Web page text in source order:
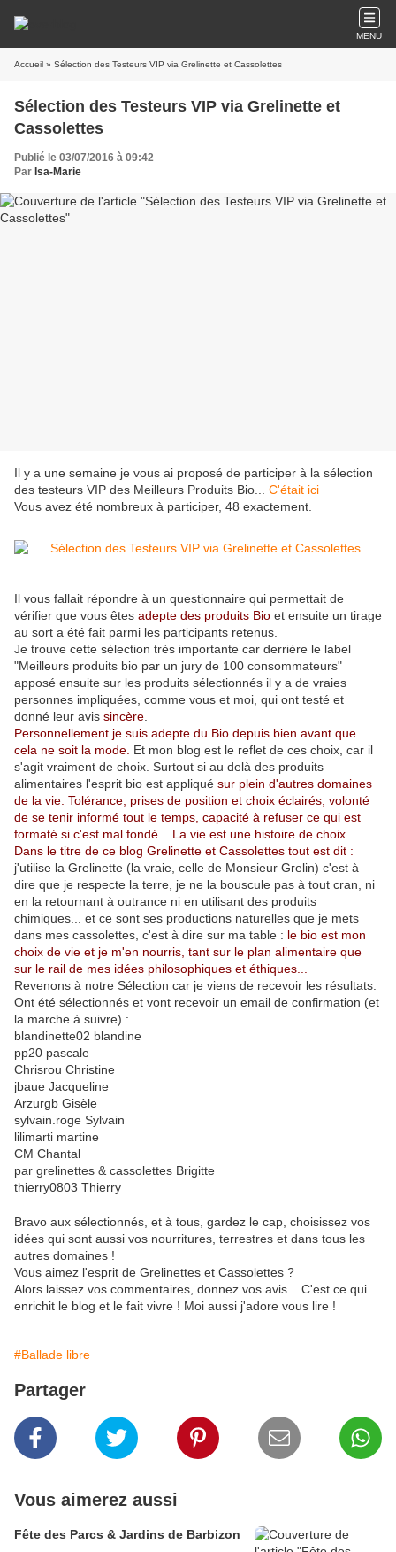
MENU
Accueil » Sélection des Testeurs VIP via Grelinette et Cassolettes
Sélection des Testeurs VIP via Grelinette et
Cassolettes
Publié le 03/07/2016 à 09:42
Par Isa-Marie
Il y a une semaine je vous ai proposé de participer à la sélection
des testeurs VIP des Meilleurs Produits Bio... C'était ici
Vous avez été nombreux à participer, 48 exactement.
Il vous fallait répondre à un questionnaire qui permettait de
vérifier que vous êtes adepte des produits Bio et ensuite un tirage
au sort a été fait parmi les participants retenus.
Je trouve cette sélection très importante car derrière le label
"Meilleurs produits bio par un jury de 100 consommateurs"
apposé ensuite sur les produits sélectionnés il y a de vraies
personnes impliquées, comme vous et moi, qui ont testé et
donné leur avis sincère
Personnellement je suis adepte du Bio depuis bien avant que
cela ne soit la mode. Et mon blog est le reflet de ces choix, car il
s'agit vraiment de choix. Surtout si au delà des produits
alimentaires l'esprit bio est appliqué sur plein d'autres domaines
de la vie. Tolérance, prises de position et choix éclairés, volonté
de se tenir informé tout le temps, capacité à refuser ce qui est
formaté si c'est mal fondé... La vie est une histoire de choix.
Dans le titre de ce blog Grelinette et Cassolettes tout est dit :
j'utilise la Grelinette (la vraie, celle de Monsieur Grelin) c'est à
dire que je respecte la terre, je ne la bouscule pas à tout cran, ni
en la retournant à outrance ni en utilisant des produits
chimiques... et ce sont ses productions naturelles que je mets
dans mes cassolettes, c'est à dire sur ma table : le bio est mon
choix de vie et je m'en nourris, tant sur le plan alimentaire que
sur le rail de mes idées philosophiques et éthiques...
Revenons à notre Sélection car je viens de recevoir les résultats.
Ont été sélectionnés et vont recevoir un email de confirmation (et
la marche à suivre) :
blandinette02 blandine
pp20 pascale
Chrisrou Christine
jbaue Jacqueline
Arzurgb Gisèle
sylvain.roge Sylvain
lilimarti martine
CM Chantal
par grelinettes & cassolettes Brigitte
thierry0803 Thierry
Bravo aux sélectionnés, et à tous, gardez le cap, choisissez vos
idées qui sont aussi vos nourritures, terrestres et dans tous les
autres domaines !
Vous aimez l'esprit de Grelinettes et Cassolettes ?
Alors laissez vos commentaires, donnez vos avis... C'est ce qui
enrichit le blog et le fait vivre ! Moi aussi j'adore vous lire !
#Ballade libre
Partager
Vous aimerez aussi
Fête des Parcs & Jardins de Barbizon